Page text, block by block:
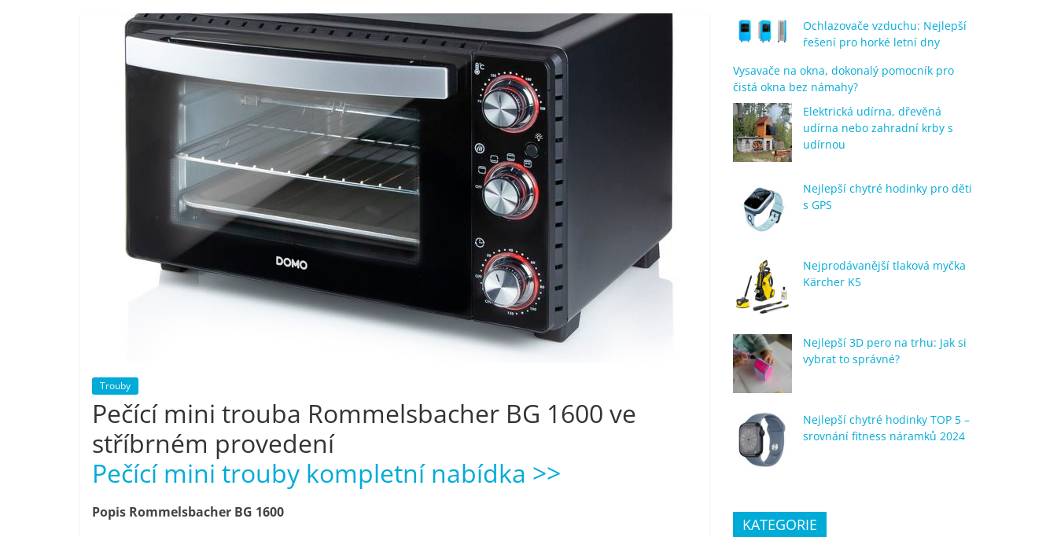
porovnání,
pračky,
televize,
notebooky,
mobilní
telefony,
kávovary,
elektronika
porovnání
Elektro
OK,
recenze,
pračky,
notebooky,
Trouby
Pečící mini trouba Rommelsbacher BG 1600 ve
stříbrném provedení
Pečící mini trouby kompletní nabídka >>
Popis Rommelsbacher BG 1600
Ochlazovače vzduchu: Nejlepší
řešení pro horké letní dny
Vysavače na okna, dokonalý pomocník pro
čistá okna bez námahy?
Elektrická udírna, dřevěná
udírna nebo zahradní krby s
udírnou
Nejlepší chytré hodinky pro děti
s GPS
Nejprodávanější tlaková myčka
Kärcher K5
Nejlepší 3D pero na trhu: Jak si
vybrat to správné?
Nejlepší chytré hodinky TOP 5 –
srovnání fitness náramků 2024
KATEGORIE